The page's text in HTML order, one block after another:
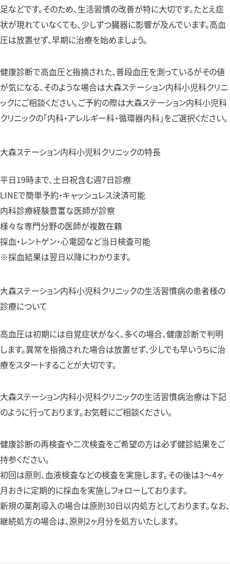
足などです。そのため、生活習慣の改善が特に大切です。たとえ症
状が現れていなくても、少しずつ臓器に影響が及んでいます。高血
圧は放置せず、早期に治療を始めましょう。
健康診断で高血圧と指摘された、普段血圧を測っているがその値
が気になる、そのような場合は大森ステーション内科小児科クリニ
ックにご相談ください。ご予約の際は大森ステーション内科小児科
クリニックの「内科・アレルギー科・循環器内科」をご選択ください。
大森ステーション内科小児科クリニックの特長
平日19時まで、土日祝含む週7日診療
LINEで簡単予約・キャッシュレス決済可能
内科診療経験豊富な医師が診察
様々な専門分野の医師が複数在籍
採血・レントゲン・心電図など当日検査可能
※採血結果は翌日以降にわかります。
大森ステーション内科小児科クリニックの生活習慣病の患者様の
診療について
高血圧は初期には自覚症状がなく、多くの場合、健康診断で判明
します。異常を指摘された場合は放置せず、少しでも早いうちに治
療をスタートすることが大切です。
大森ステーション内科小児科クリニックの生活習慣病治療は下記
のように行っております。お気軽にご相談ください。
健康診断の再検査や二次検査をご希望の方は必ず健診結果をご
持参ください。
初回は原則、血液検査などの検査を実施します。その後は3～4ヶ
月おきに定期的に採血を実施しフォローしております。
新規の薬剤導入の場合は原則30日以内処方としております。なお、
継続処方の場合は、原則2ヶ月分を処方いたします。